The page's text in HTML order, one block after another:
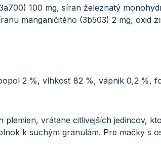
100 mg, síran železnatý
manganičitého (3b503) 2 mg, oxid
2 %, vlhkosť 82 %, vápnik 0,2 %,
plemien, vrátane citlivejších jedincov,
k suchým granulám. Pre mačky s